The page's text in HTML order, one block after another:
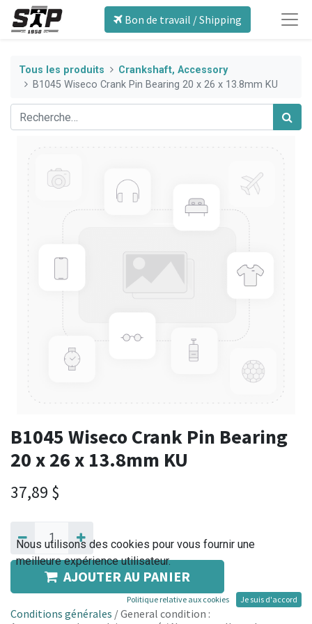
Bon de travail / Shipping
Tous les produits
Crankshaft, Accessory
B1045 Wiseco Crank Pin Bearing 20 x 26 x 13.8mm KU
B1045 Wiseco Crank Pin Bearing
20 x 26 x 13.8mm KU
37,89 $
AJOUTER AU PANIER
Conditions générales / General condition :
Nous utilisons des cookies pour vous fournir une
meilleure expérience utilisateur.
Politique relative aux cookies Je suis d'accord